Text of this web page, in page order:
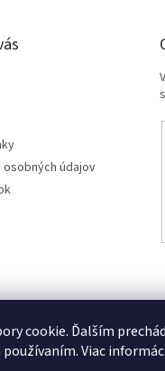
cookie. Ďalším
Viac
údajov